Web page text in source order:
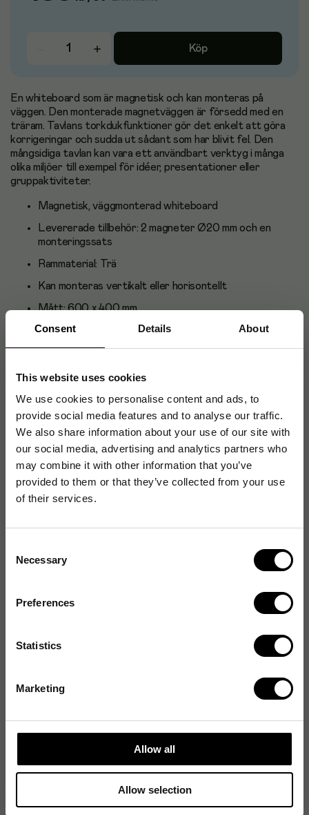
Consent Details About
This website uses cookies
We use cookies to personalise content and ads, to
provide social media features and to analyse our traffic.
We also share information about your use of our site with
our social media, advertising and analytics partners who
may combine it with other information that you’ve
provided to them or that they’ve collected from your use
of their services.
Selection
Necessary
Preferences
Statistics
Marketing
Allow all
Allow selection
Köp
En whiteboard som är magnetisk och kan monteras på
väggen. Den monterade magnetväggen är försedd med en
träram. Tavlans torkdukfunktioner gör det enkelt att göra
korrigeringar och sudda ut sådant som har blivit fel. Den
mångsidiga tavlan kan vara ett användbart verktyg i många
olika miljöer till exempel för idéer, presentationer eller
gruppaktiviteter.
Magnetisk, väggmonterad whiteboard
Levererade tillbehör: 2 magneter Ø20 mm och en
monteringssats
Rammaterial: Trä
Kan monteras vertikalt eller horisontellt
Mått: 600 x 400 mm
Levereras i wellpapplåda
D1
Artikelnummer: 213078
Originalnummer: TS64/C ST
EAN: 5907627325903
Magnetisk
Tjocklek
40 cm
Väggmontering